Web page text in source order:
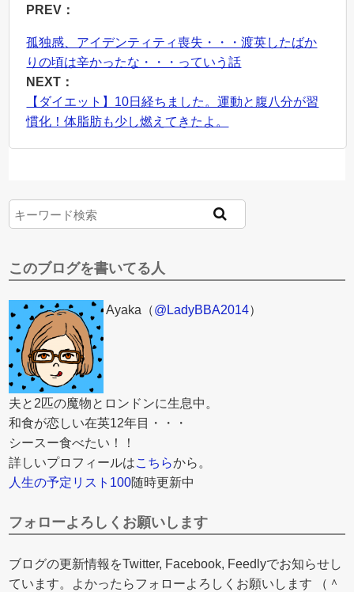
PREV：
孤独感、アイデンティティ喪失・・・渡英したばか
りの頃は辛かったな・・・っていう話
NEXT：
【ダイエット】10日経ちました。運動と腹八分が習
慣化！体脂肪も少し燃えてきたよ。
このブログを書いてる人
Ayaka（@LadyBBA2014）
夫と2匹の魔物とロンドンに生息中。
和食が恋しい在英12年目・・・
シースー食べたい！！
詳しいプロフィールはこちらから。
人生の予定リスト100随時更新中
フォローよろしくお願いします
ブログの更新情報をTwitter, Facebook, Feedlyでお知らせし
ています。よかったらフォローよろしくお願いします （＾